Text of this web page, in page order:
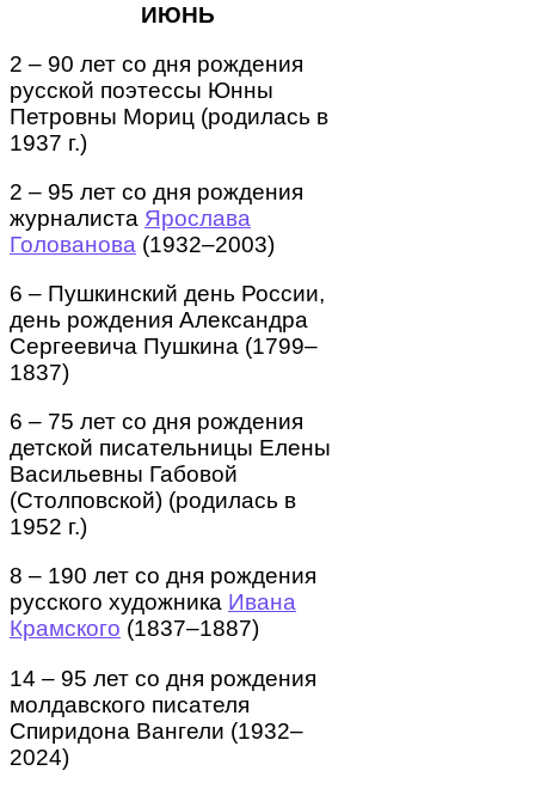
ИЮНЬ
2 – 90 лет со дня рождения
русской поэтессы Юнны
Петровны Мориц (родилась в
1937 г.)
2 – 95 лет со дня рождения
журналиста Ярослава
Голованова (1932–2003)
6 – Пушкинский день России,
день рождения Александра
Сергеевича Пушкина (1799–
1837)
6 – 75 лет со дня рождения
детской писательницы Елены
Васильевны Габовой
(Столповской) (родилась в
1952 г.)
8 – 190 лет со дня рождения
русского художника Ивана
Крамского (1837–1887)
14 – 95 лет со дня рождения
молдавского писателя
Спиридона Вангели (1932–
2024)